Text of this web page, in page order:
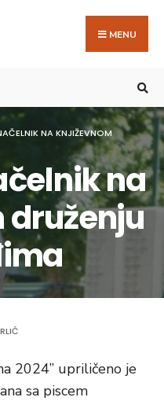
MENU
NA KNJIŽEVNOM
na
druženju
2024” upriličeno je
sa piscem